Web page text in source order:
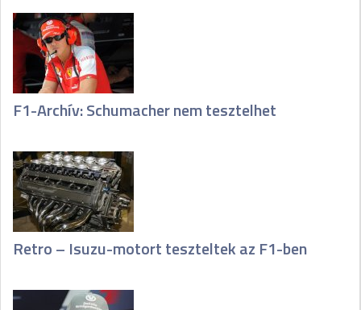
F1-Archív: Schumacher nem tesztelhet
Retro – Isuzu-motort teszteltek az F1-ben